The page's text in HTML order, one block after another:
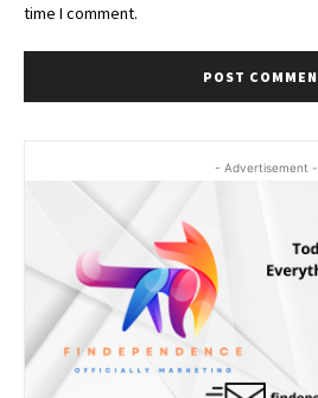
time I comment.
- Advertisement -